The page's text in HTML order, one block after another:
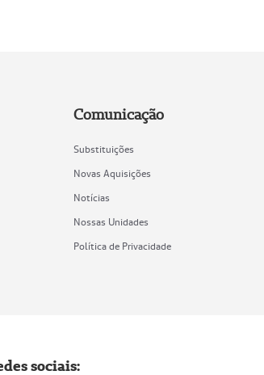
Comunicação
Substituições
Novas Aquisições
Notícias
Nossas Unidades
Política de Privacidade
sociais: